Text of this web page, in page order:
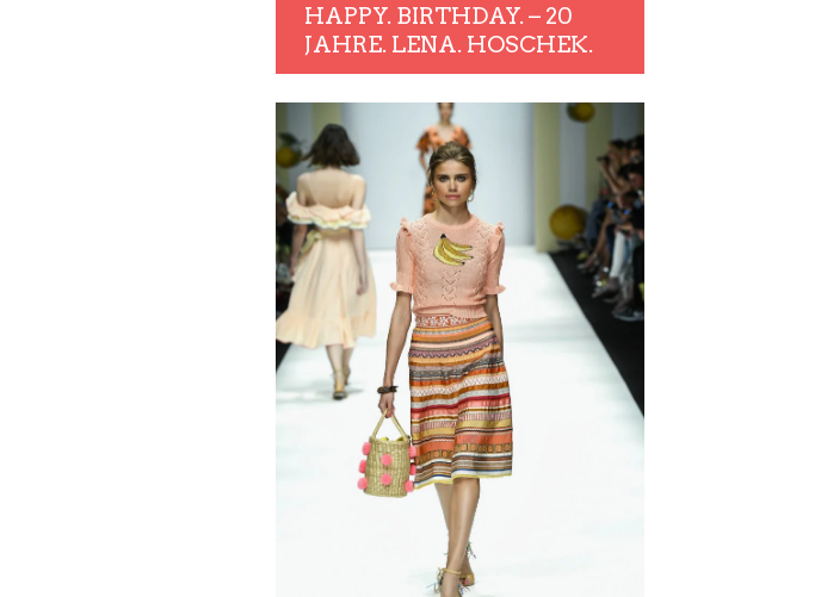
HAPPY. BIRTHDAY. – 20
JAHRE. LENA. HOSCHEK.